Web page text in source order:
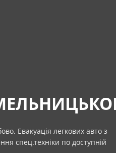
Евакуація легкових авто з
спец.техніки по доступній